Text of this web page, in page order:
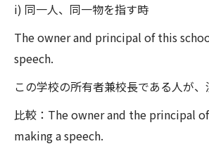
i) 同一人、同一物を指す時
The owner and principal of this
speech.
この学校の所有者兼校長である人が、
比較：The owner and the principal
making a speech.